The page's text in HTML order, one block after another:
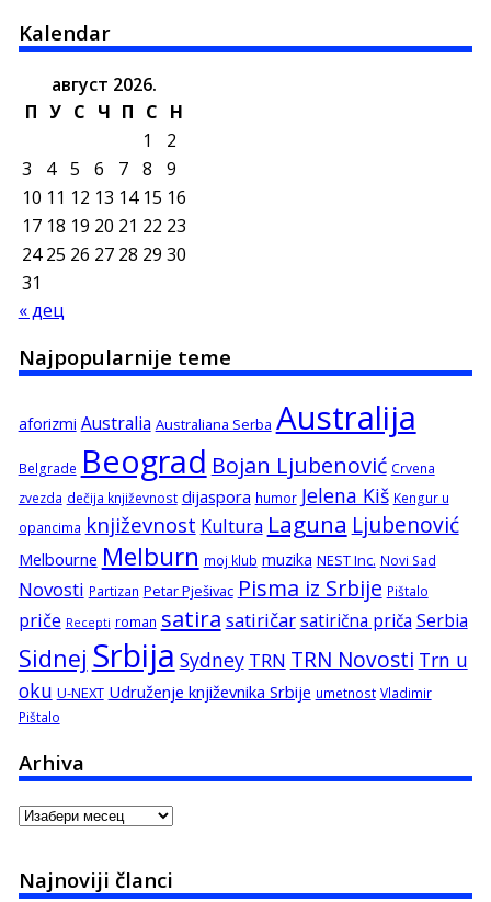
Kalendar
август 2026.
П У С Ч П С Н
1
2
3
4 5 6 7 8
9
10 11 12 13 14 15 16
17 18 19 20 21 22 23
24 25 26 27 28 29 30
31
« дец
Najpopularnije teme
aforizmi Australia Australiana Serba Australija
Belgrade Beograd Bojan Ljubenović Crvena
zvezda dečija književnost dijaspora humor Jelena Kiš Kengur u
opancima književnost Kultura Laguna Ljubenović
Melbourne Melburn moj klub muzika NEST Inc. Novi Sad
Novosti Partizan Petar Pješivac Pisma iz Srbije Pištalo
priče Recepti roman satira satiričarsatirična priča Serbia
Sidnej Srbija Sydney TRN TRN Novosti Trn u
oku U-NEXT Udruženje književnika Srbije umetnost Vladimir
Pištalo
Arhiva
Arhiva
Najnoviji članci